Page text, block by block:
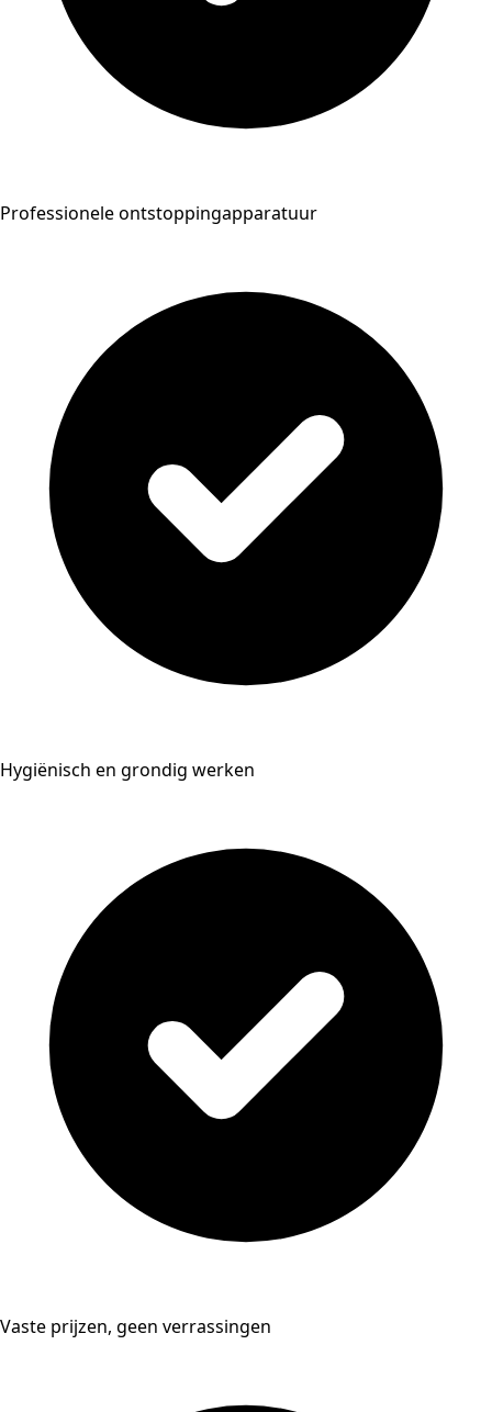
Professionele ontstoppingapparatuur
Hygiënisch en grondig werken
Vaste prijzen, geen verrassingen